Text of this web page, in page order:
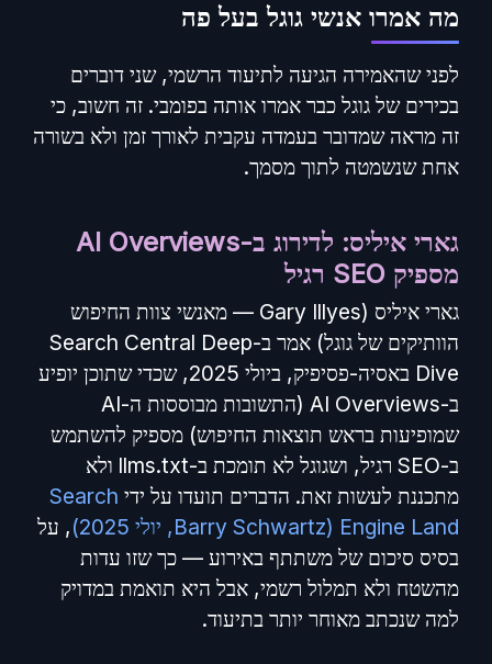
מה אמרו אנשי גוגל בעל פה
לפני שהאמירה הגיעה לתיעוד הרשמי, שני דוברים
בכירים של גוגל כבר אמרו אותה בפומבי. זה חשוב, כי
זה מראה שמדובר בעמדה עקבית לאורך זמן ולא בשורה
אחת שנשמטה לתוך מסמך.
גארי איליס: לדירוג ב-AI Overviews
מספיק SEO רגיל
גארי איליס (Gary Illyes — מאנשי צוות החיפוש
הוותיקים של גוגל) אמר ב-Search Central Deep
Dive באסיה-פסיפיק, ביולי 2025, שכדי שתוכן יופיע
ב-AI Overviews (התשובות מבוססות ה-AI
שמופיעות בראש תוצאות החיפוש) מספיק להשתמש
ב-SEO רגיל, ושגוגל לא תומכת ב-llms.txt ולא
מתכננת לעשות זאת. הדברים תועדו על ידי Search
Engine Land (Barry Schwartz, יולי 2025)
, על
בסיס סיכום של משתתף באירוע — כך שזו עדות
מהשטח ולא תמלול רשמי, אבל היא תואמת במדויק
למה שנכתב מאוחר יותר בתיעוד.